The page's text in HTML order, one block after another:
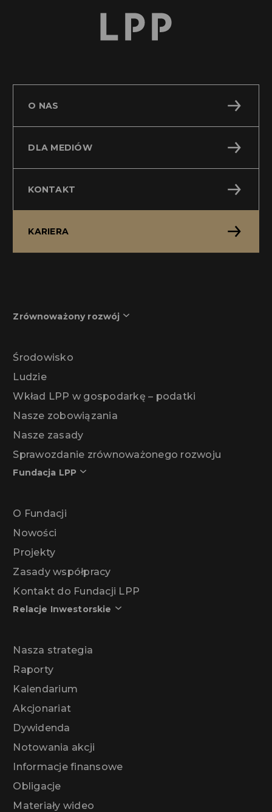
O NAS
DLA MEDIÓW
KONTAKT
KARIERA
Zrównoważony rozwój
Środowisko
Ludzie
Wkład LPP w gospodarkę – podatki
Nasze zobowiązania
Nasze zasady
Sprawozdanie zrównoważonego rozwoju
Fundacja LPP
O Fundacji
Nowości
Projekty
Zasady współpracy
Kontakt do Fundacji LPP
Relacje Inwestorskie
Nasza strategia
Raporty
Kalendarium
Akcjonariat
Dywidenda
Notowania akcji
Informacje finansowe
Obligacje
Materiały wideo